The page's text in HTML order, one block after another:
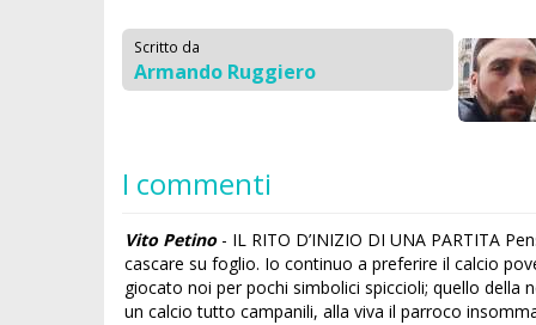
Scritto da
Armando Ruggiero
I commenti
Vito Petino - IL RITO D’INIZIO DI UNA PARTITA Pensando al calcio quasi pionieristico della mia età verde, tanti ricordi mi s'affolano alla mente, e come coriandoli policromi cascare su foglio. Io continuo a preferire il calcio povero, ma tanto ricco dentro del puro entusiasmo dei campi di provincia. Insomma quello dilettantistico che abbiamo giocato noi per pochi simbolici spiccioli; quello della nostra generazione senza scuole di calcio, né accessori sfarzosi; quello semplice, dall’anno 54 al 74. Se qualcuno pensa a un calcio tutto campanili, alla viva il parroco insomma, si sbaglia alla grande. Ho visto più preziosità nei campi minori che a mondiali, europei e campionati maggiori. Vent'anni pieni, meravigliosi, stupendi, indimenticabili, sino al punto da ricordare con amore anche strappi, ferite ricucite, fratture, convalescenze. È più forte di me la sensazione di vuoto che provo ripensando a quegli anni; scendere in campo mi manca tanto. La domenica in mattinata era pur bello ritrovarsi nella sede sociale e partire con i compagni e dirigenti nel pulmino della società; scherzare fra noi, lungo il tragitto sino allo stadio, a frizzi e lazzi camerateschi. I più rilassati eran quelli col posto sicuro da titolare, soprattutto nel primo decennio, quando le sostituzioni non erano ancora introdotte. Alcuni sorridevano con malcelato nervosismo, incerti di essere fra gli 11 che sarebbero scesi in campo, e si distraevano sfottendo un po’ tutti con giochi scolareschi, a volte superando limiti di decenza con grevi scherzi da caserma. Più ci si avvicinava allo stadio e più gli incerti erano sulla graticola. L'allenatore rincuorava tutti, ma era pure lui assillato da dubbi, se far scendere in campo un ragazzo al posto dell’altro, sciogliendo le alternative solo nello spogliatoio. Capitava pure che il pulmino fosse in avaria dal meccanico. E allora il trasferimento al campo avveniva con tante auto personali incolonnate come per una gita fuori porta da lunedì di Pasqua. In trasferta invece la colonna di auto, con quelle dei tifosi al seguito, che pure nei piccoli centri non mancano mai, pareva simile ai partecipanti al cantagiro, senza la folla ai lati del percorso. S'arrivava al campo e, dopo il magro panino farcito con cibo tonico mangiato sul pulmino, a gruppi di tre, quattro andavamo a farci un caffè nel bar in piazza. Bar che in tutti i paesi di provincia avevano solo due nomi, appioppati senza fantasia dai rispettivi titolari.